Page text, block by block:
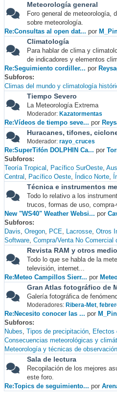
Meteorología general
Foro general de meteorología,
sobre meteorología.
Re:Consultas al open dat... por
Climatología
Para hablar de clima y
de indicadores y elementos
Re:Seguimiento cordiller... por
Subforos
Climas del mundo y climatología
Tiempo Severo
La Meteorología Extrema
Moderador: Kazatormentas
Re:Vídeos de tiempo seve... por
Huracanes, tifones,
Moderador: rayo_cruces
Re:SuperTifón DOLPHIN Ca... por
Subforos
Teoría Tropical
Pacífico SurOeste
Central
Pacífico Oeste Índico Norte
Técnica e instrumentos
Todo lo relativo a los
trucos, formas de uso,
New "WS40" Weather Websi... por
Subforos
Davis Oregon PCE Lacrosse Otros
Software Compra/Venta No Comercial
Revista RAM y otros
Todo lo que se habla de la
televisión, internet...
Re:Meteo Campillos Sierr... por
Gran Atlas fotográfico de
Galería fotográfica de
Moderadores: Ribera-Met,
Re:Necesito conocer las ... por
Subforos
Nubes Tipos de precipitación Efectos
Consecuencias meteorológicas y
Meteorología y técnicas de observación
Sala de lectura
Recopilación de los mejores
este foro.
Re:Topics de seguimiento... por